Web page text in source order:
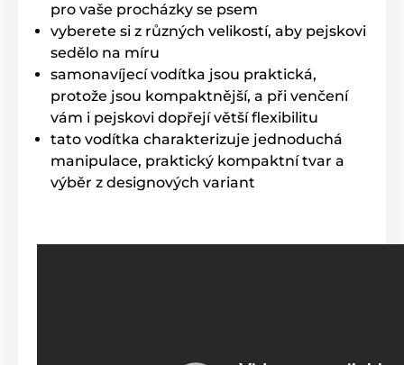
Vodítka Reedog sú osadené lankom, ktoré sa nikdy
nepretočí a ani nezasekne. Lanko je vyrobené z
materiálu s vysokou odolnosťou v ťahu. Tkanina sa
využíva vo vojenstve pri výrobe padákov, preto sa
vyznačuje skvelou schopnosťou vydržať záťaž.
pro vaše procházky se psem
vyberete si z různých velikostí, aby pejskovi
sedělo na míru
samonavíjecí vodítka jsou praktická,
protože jsou kompaktnější, a při venčení
vám i pejskovi dopřejí větší flexibilitu
tato vodítka charakterizuje jednoduchá
manipulace, praktický kompaktní tvar a
výběr z designových variant